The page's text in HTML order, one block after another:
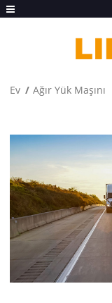
Ev Ağır Yük Maşını